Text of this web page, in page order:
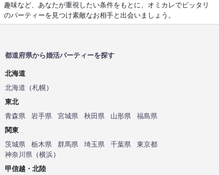
趣味など、あなたが重視したい条件をもとに、オミカレでピッタリ
のパーティーを見つけ素敵なお相手と出会いましょう。
都道府県から婚活パーティーを探す
北海道
北海道 （札幌）
東北
青森県
岩手県 宮城県 秋田県 山形県
福島県
関東
茨城県
栃木県 群馬県 埼玉県 千葉県
東京都
神奈川県 （横浜）
甲信越・北陸